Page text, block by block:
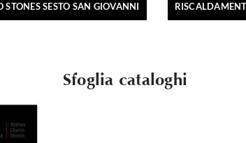
STONES SESTO SAN GIOVANNI
Sfoglia cataloghi